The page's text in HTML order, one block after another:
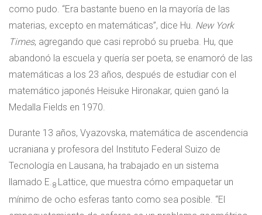
como pudo. “Era bastante bueno en la mayoría de las
materias, excepto en matemáticas”, dice Hu. New York
Times, agregando que casi reprobó su prueba. Hu, que
abandonó la escuela y quería ser poeta, se enamoró de las
matemáticas a los 23 años, después de estudiar con el
matemático japonés Heisuke Hironakar, quien ganó la
Medalla Fields en 1970.
Durante 13 años, Vyazovska, matemática de ascendencia
ucraniana y profesora del Instituto Federal Suizo de
Tecnología en Lausana, ha trabajado en un sistema
llamado E.8 Lattice, que muestra cómo empaquetar un
mínimo de ocho esferas tanto como sea posible. “El